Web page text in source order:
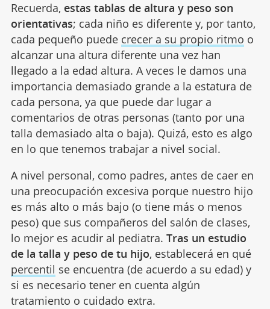
Recuerda, estas tablas de altura y peso son
orientativas; cada niño es diferente y, por tanto,
cada pequeño puede crecer a su propio ritmo o
alcanzar una altura diferente una vez han
llegado a la edad altura. A veces le damos una
importancia demasiado grande a la estatura de
cada persona, ya que puede dar lugar a
comentarios de otras personas (tanto por una
talla demasiado alta o baja). Quizá, esto es algo
en lo que tenemos trabajar a nivel social.
A nivel personal, como padres, antes de caer en
una preocupación excesiva porque nuestro hijo
es más alto o más bajo (o tiene más o menos
peso) que sus compañeros del salón de clases,
lo mejor es acudir al pediatra. Tras un estudio
de la talla y peso de tu hijo, establecerá en qué
percentil se encuentra (de acuerdo a su edad) y
si es necesario tener en cuenta algún
tratamiento o cuidado extra.